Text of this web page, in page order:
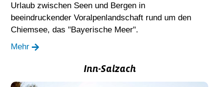
Urlaub zwischen Seen und Bergen in
beeindruckender Voralpenlandschaft rund um den
Chiemsee, das "Bayerische Meer".
Mehr
Inn-Salzach